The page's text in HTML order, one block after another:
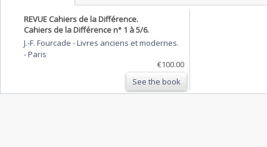
REVUE Cahiers de la Différence.
Cahiers de la Différence n° 1 à 5/6.
J.-F. Fourcade - Livres anciens et modernes.
-Paris
€100.00
See the book